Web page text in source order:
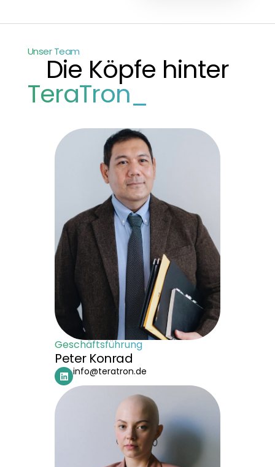
Unser Team
Die Köpfe hinter
TeraTron_
Geschäftsführung
Peter Konrad
info@teratron.de